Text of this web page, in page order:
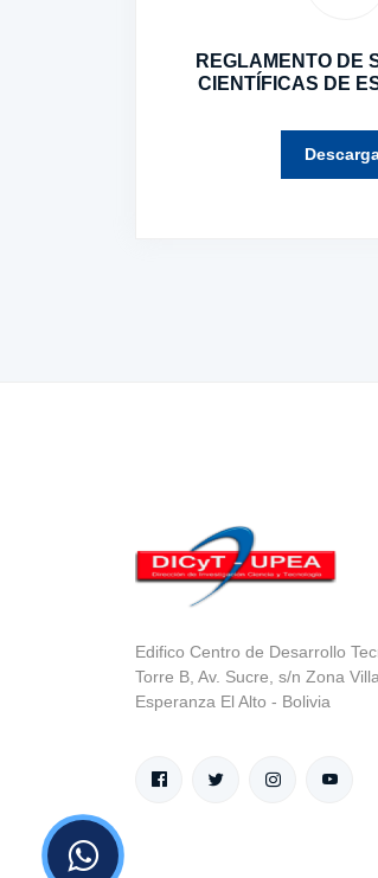
REGLAMENTO DE
CIENTÍFICAS DE
Edifico Centro de Desarrollo
Torre B, Av. Sucre, s/n Zona
Esperanza El Alto - Bolivia